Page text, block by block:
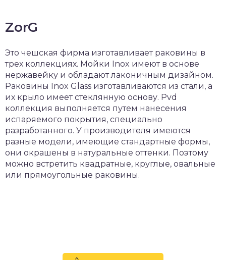
ZorG
Это чешская фирма изготавливает раковины в
трех коллекциях. Мойки Inox имеют в основе
нержавейку и обладают лаконичным дизайном.
Раковины Inox Glass изготавливаются из стали, а
их крыло имеет стеклянную основу. Pvd
коллекция выполняется путем нанесения
испаряемого покрытия, специально
разработанного. У производителя имеются
разные модели, имеющие стандартные формы,
они окрашены в натуральные оттенки. Поэтому
можно встретить квадратные, круглые, овальные
или прямоугольные раковины.